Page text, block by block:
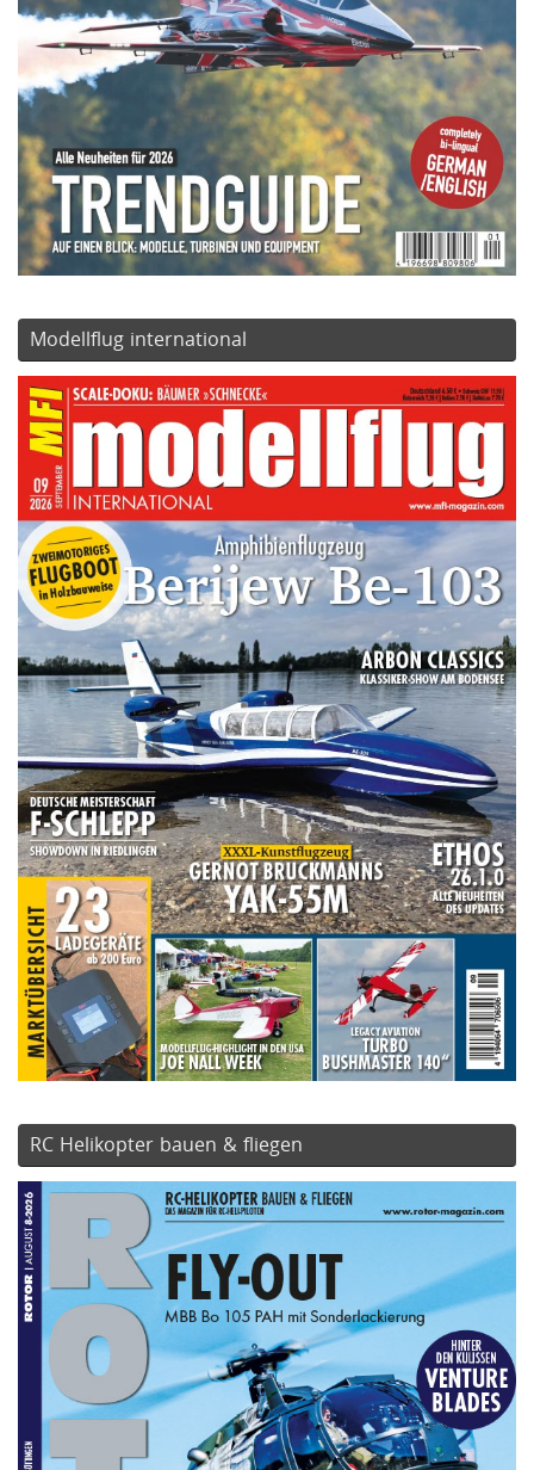
Modellflug international
RC Helikopter bauen & fliegen